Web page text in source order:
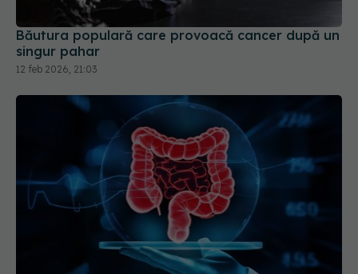
12 feb 2026, 21:03
Cancerul colorectal lasă un semnal în sânge.
Testul care ar putea arăta riscul de recidivă
28 iul 2026, 19:31